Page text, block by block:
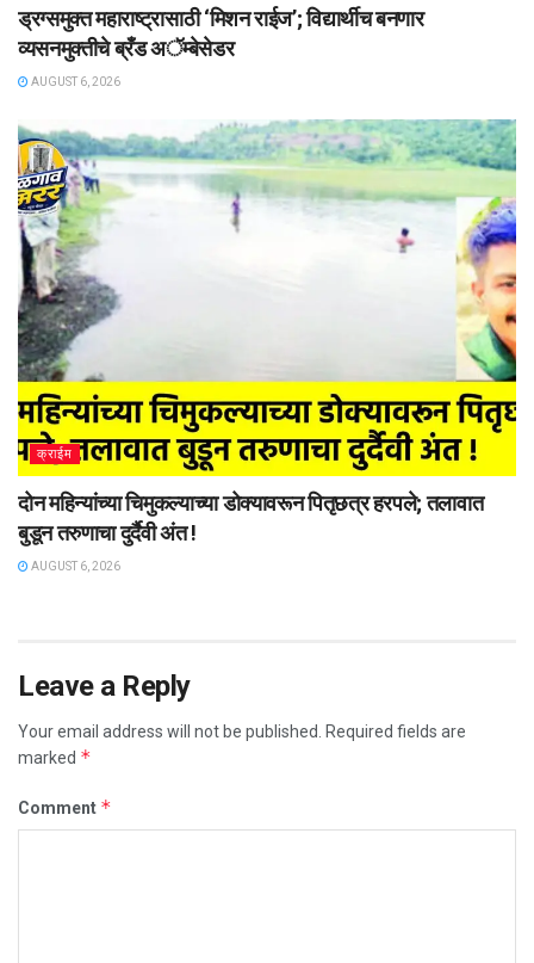
ड्रग्समुक्त महाराष्ट्रासाठी ‘मिशन राईज’; विद्यार्थीच बनणार
व्यसनमुक्तीचे ब्रँड अॅम्बेसेडर
AUGUST 6, 2026
क्राईम
दोन महिन्यांच्या चिमुकल्याच्या डोक्यावरून पितृछत्र हरपले; तलावात
बुडून तरुणाचा दुर्दैवी अंत !
AUGUST 6, 2026
Leave a Reply
Your email address will not be published.
Required fields are
marked *
Comment *